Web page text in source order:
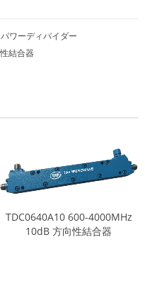
ワーディバイダー
結合器
TDC0640A10 600-4000MHz
10dB 方向性結合器